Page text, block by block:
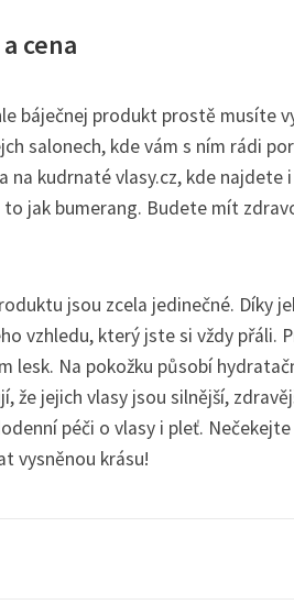
cena
báječnej produkt prostě musíte
salonech, kde vám s ním rádi
kudrnaté vlasy.cz, kde najdete
jak bumerang. Budete mít
jsou zcela jedinečné. Díky
vzhledu, který jste si vždy přáli.
lesk. Na pokožku působí
jejich vlasy jsou silnější,
péči o vlasy i pleť.
vysněnou krásu!